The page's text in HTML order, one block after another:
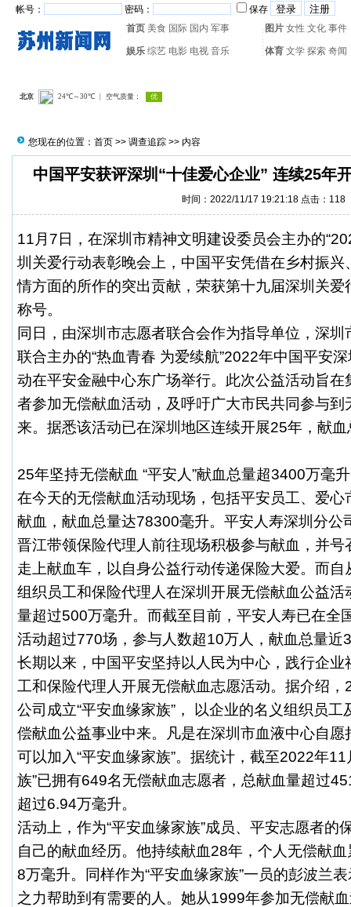
帐号： 密码：
保存
首页 美食 国际 国内 军事 图片 女性 文化 事件
娱乐 综艺 电影 电视 音乐 体育 文学 探索 奇闻
您现在的位置： 首页 >> 调查追踪 >> 内容
中国平安获评深圳“十佳爱心企业” 连续25年
时间：2022/11/17 19:21:18 点击： 118
11月7日，在深圳市精神文明建设委员会主办的
圳关爱行动表彰晚会上，中国平安凭借在乡村振兴
情方面的所作的突出贡献，荣获第十九届深圳关爱
称号。
同日，由深圳市志愿者联合会作为指导单位，深
联合主办的“热血青春 为爱续航”2022年中国平安
动在平安金融中心东广场举行。此次公益活动旨在
者参加无偿献血活动，及呼吁广大市民共同参与到
来。据悉该活动已在深圳地区连续开展25年，献
25年坚持无偿献血 “平安人”献血总量超3400万毫
在今天的无偿献血活动现场，包括平安员工、爱
献血，献血总量达78300毫升。平安人寿深圳分公
晋江带领保险代理人前往现场积极参与献血，并号
走上献血车，以自身公益行动传递保险大爱。而
组织员工和保险代理人在深圳开展无偿献血公益活
量超过500万毫升。而截至目前，平安人寿已在全
活动超过770场，参与人数超10万人，献血总量
长期以来，中国平安坚持以人民为中心，践行企业
工和保险代理人开展无偿献血志愿活动。据介绍
公司成立“平安血缘家族”， 以企业的名义组织员
偿献血公益事业中来。凡是在深圳市血液中心自
可以加入“平安血缘家族”。据统计，截至2022年
族”已拥有649名无偿献血志愿者，总献血量超过
超过6.94万毫升。
活动上，作为“平安血缘家族”成员、平安志愿者的
自己的献血经历。他持续献血28年，个人无偿献
8万毫升。同样作为“平安血缘家族”一员的彭波兰
之力帮助到有需要的人。她从1999年参加无偿献